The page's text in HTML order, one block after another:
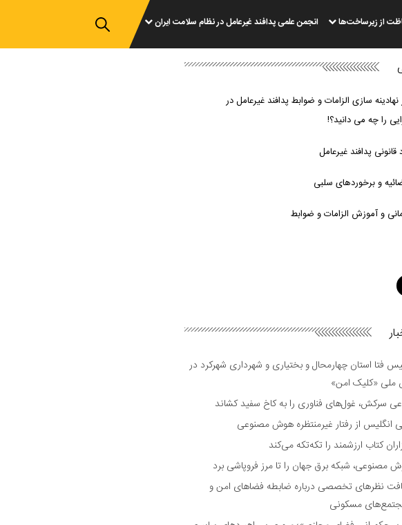
از زیرساخت‌ها انجمن علمی پدافند غیرعامل در نظام سلامت ایران
سازی الزامات و ضوابط پدافند غیرعامل در
را چه می دانید؟!
قانونی پدافند غیرعامل
و برخوردهای سلبی
و آموزش الزامات و ضوابط
فتا استان چهارمحال و بختیاری و شهرداری شهرکرد در
ملی «کلیک امن»
سرکش، غول‌های فناوری را به کاخ سفید کشاند
انگلیس از رفتار غیرمنتظره هوش مصنوعی
کتاب ارزشمند را تکه‌تکه می‌کند
شبکه برق جهان را تا مرز فروپاشی برد
نظر‌های تخصصی درباره ضابطه فضا‌های امن و
مسکونی